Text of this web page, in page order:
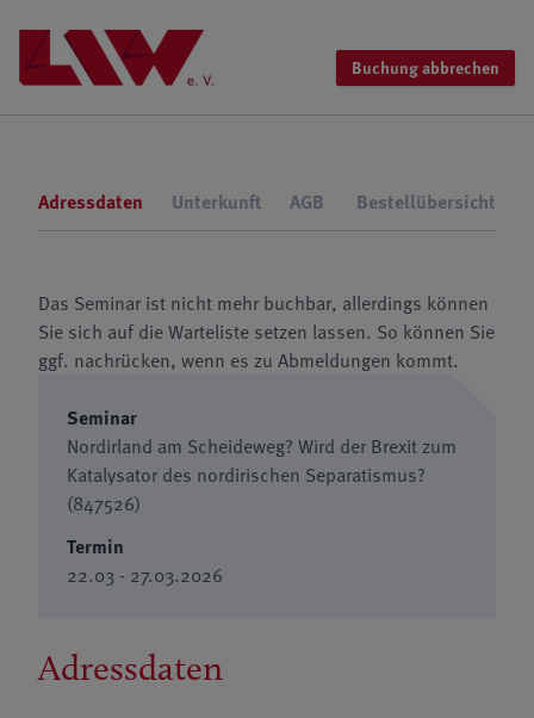
Buchung abbrechen
Adressdaten Unterkunft AGB Bestellübersicht
Das Seminar ist nicht mehr buchbar, allerdings können
Sie sich auf die Warteliste setzen lassen. So können Sie
ggf. nachrücken, wenn es zu Abmeldungen kommt.
Seminar
Nordirland am Scheideweg? Wird der Brexit zum
Katalysator des nordirischen Separatismus?
(847526)
Termin
22.03 - 27.03.2026
Adressdaten